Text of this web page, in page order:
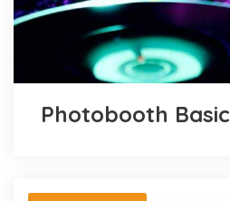
Photobooth Basic